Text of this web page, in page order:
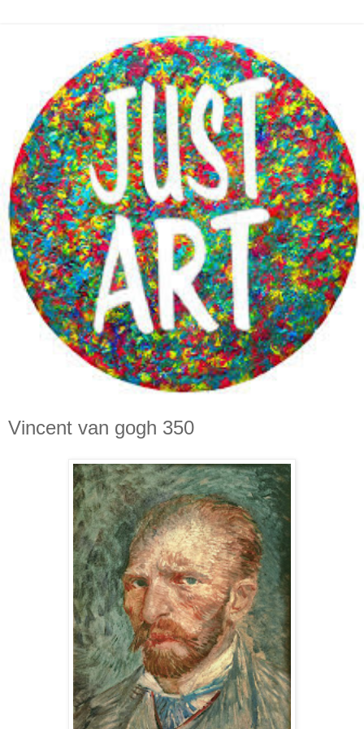
Vincent van gogh 350